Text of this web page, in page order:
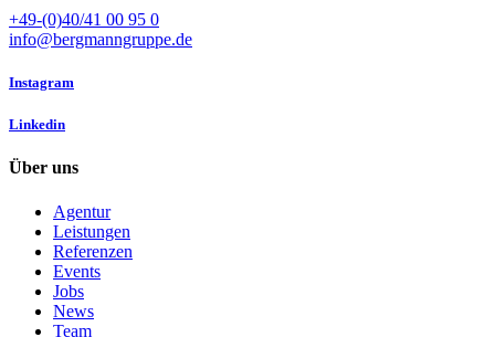
+49-(0)40/41 00 95 0
info@bergmanngruppe.de
Instagram
Linkedin
Über uns
Agentur
Leistungen
Referenzen
Events
Jobs
News
Team